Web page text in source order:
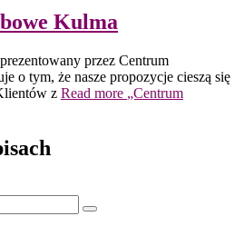
Kulma
przez Centrum
o tym, że nasze propozycje cieszą się
z Read more „Centrum